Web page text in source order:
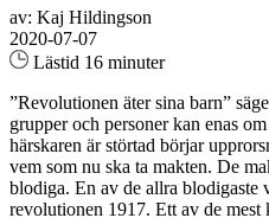
av: Kaj Hildingson
2020-07-07
Lästid 16 minuter
”Revolutionen äter sina barn”
grupper och personer kan enas
härskaren är störtad börjar
vem som nu ska ta makten. De
blodiga. En av de allra blodigaste
revolutionen 1917. Ett av de